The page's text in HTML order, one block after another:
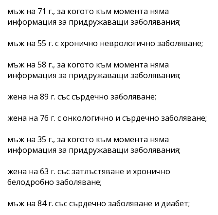
мъж на 71 г., за когото към момента няма
информация за придружаващи заболявания;
мъж на 55 г. с хронично неврологично заболяване;
мъж на 58 г., за когото към момента няма
информация за придружаващи заболявания;
жена на 89 г. със сърдечно заболяване;
жена на 76 г. с онкологично и сърдечно заболяване;
мъж на 35 г., за когото към момента няма
информация за придружаващи заболявания;
жена на 63 г. със затлъстяване и хронично
белодробно заболяване;
мъж на 84 г. със сърдечно заболяване и диабет;